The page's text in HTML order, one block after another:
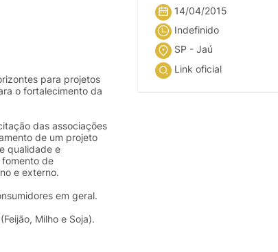
para projetos
o fortalecimento da
das associações
de um projeto
qualidade e
fomento de
e externo.
em geral.
Milho e Soja).
14/04/2015
Indefinido
SP - Jaú
Link oficial